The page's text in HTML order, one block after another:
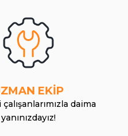
EKİP
daima
yanınızdayız!